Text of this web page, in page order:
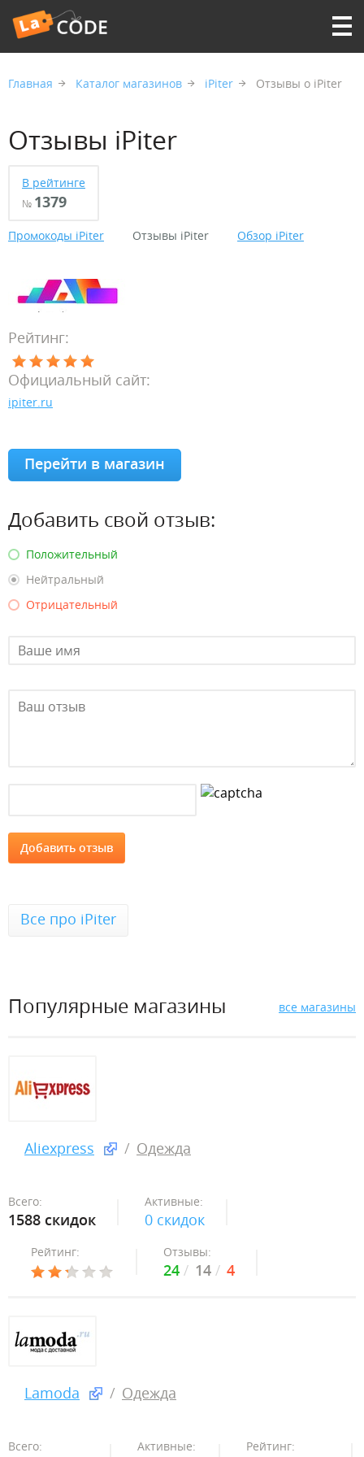
Главная Каталог магазинов iPiter Отзывы о iPiter
Отзывы iPiter
В рейтинге
№ 1379
Промокоды iPiter Отзывы iPiter Обзор iPiter
Рейтинг:
Официальный сайт:
ipiter.ru
Перейти в магазин
Добавить свой отзыв:
Положительный
Нейтральный
Отрицательный
Все про iPiter
Популярные магазины все магазины
Aliexpress Одежда
Всего:
1588 скидок
Активные:
0 скидок
Рейтинг: Отзывы:
24 14 4
Lamoda Одежда
Всего: Активные: Рейтинг: